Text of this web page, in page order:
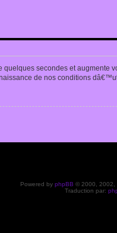
secondes et
de nos conditions
Powered by phpBB © 2000, 2002,
Traduction par: